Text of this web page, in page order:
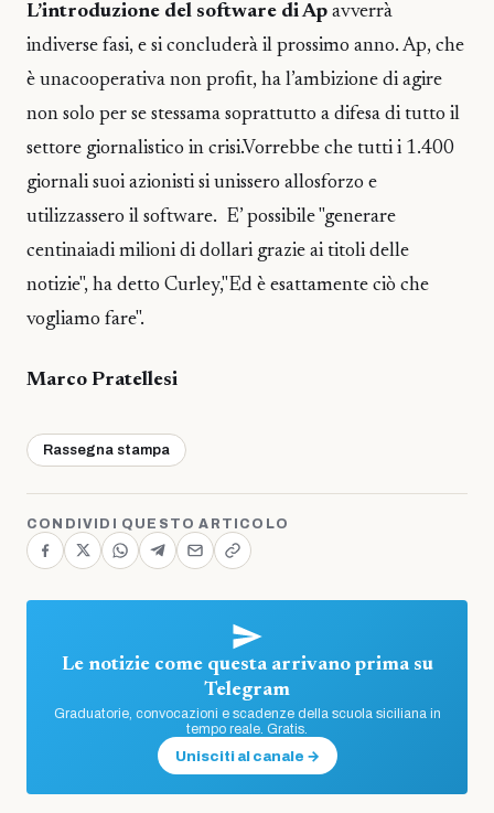
L’introduzione del software di Ap avverrà
indiverse fasi, e si concluderà il prossimo anno. Ap, che
è unacooperativa non profit, ha l’ambizione di agire
non solo per se stessama soprattutto a difesa di tutto il
settore giornalistico in crisi.Vorrebbe che tutti i 1.400
giornali suoi azionisti si unissero allosforzo e
utilizzassero il software. E’ possibile "generare
centinaiadi milioni di dollari grazie ai titoli delle
notizie", ha detto Curley,"Ed è esattamente ciò che
vogliamo fare".
Marco Pratellesi
Rassegna stampa
CONDIVIDI QUESTO ARTICOLO
Le notizie come questa arrivano prima su
Telegram
Graduatorie, convocazioni e scadenze della scuola siciliana in
tempo reale. Gratis.
Unisciti al canale →